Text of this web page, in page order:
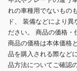
れの車種用でないもの
ド、 装備などにより
ださい。 商品の価格・
商品の価格は本体価格
品を購入される際など
品方法についてご確認